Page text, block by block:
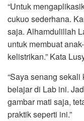
“Untuk
cukuo sederhana.
saja. Alhamdulillah
untuk membuat
kelistrikan.” Kata
“Saya senang
belajar di Lab ini.
gambar mati saja,
praktik seperti ini.”